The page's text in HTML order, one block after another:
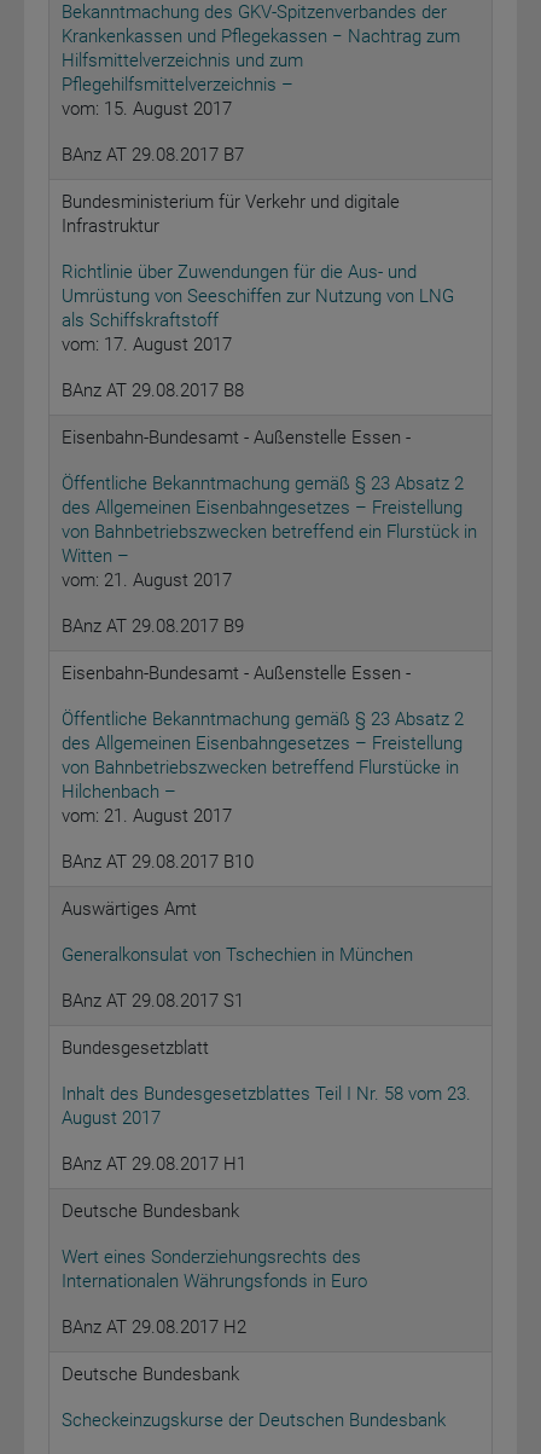
Bekanntmachung des GKV-Spitzenverbandes der
Krankenkassen und Pflegekassen − Nachtrag zum
Hilfsmittelverzeichnis und zum
Pflegehilfsmittelverzeichnis –
vom: 15. August 2017
BAnz AT 29.08.2017 B7
Bundesministerium für Verkehr und digitale
Infrastruktur
Richtlinie über Zuwendungen für die Aus- und
Umrüstung von Seeschiffen zur Nutzung von LNG
als Schiffskraftstoff
vom: 17. August 2017
BAnz AT 29.08.2017 B8
Eisenbahn-Bundesamt - Außenstelle Essen -
Öffentliche Bekanntmachung gemäß § 23 Absatz 2
des Allgemeinen Eisenbahngesetzes – Freistellung
von Bahnbetriebszwecken betreffend ein Flurstück in
Witten –
vom: 21. August 2017
BAnz AT 29.08.2017 B9
Eisenbahn-Bundesamt - Außenstelle Essen -
Öffentliche Bekanntmachung gemäß § 23 Absatz 2
des Allgemeinen Eisenbahngesetzes – Freistellung
von Bahnbetriebszwecken betreffend Flurstücke in
Hilchenbach –
vom: 21. August 2017
BAnz AT 29.08.2017 B10
Auswärtiges Amt
Generalkonsulat von Tschechien in München
BAnz AT 29.08.2017 S1
Bundesgesetzblatt
Inhalt des Bundesgesetzblattes Teil I Nr. 58 vom 23.
August 2017
BAnz AT 29.08.2017 H1
Deutsche Bundesbank
Wert eines Sonderziehungsrechts des
Internationalen Währungsfonds in Euro
BAnz AT 29.08.2017 H2
Deutsche Bundesbank
Scheckeinzugskurse der Deutschen Bundesbank